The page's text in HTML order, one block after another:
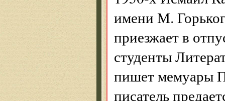
имени М.
приезжает в
студенты
пишет мемуары
писатель